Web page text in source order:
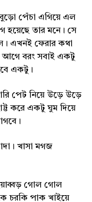
পেঁচা এগিয়ে এল
হয়েছে তার মনে। সে
এখনই ফেরার কথা
আগে বরং সবাই একটু
একটু।
পেট নিয়ে উড়ে উড়ে
করে একটু ঘুম দিয়ে
খাসা মগজ
গোল গোল
চরকি পাক খাইয়ে